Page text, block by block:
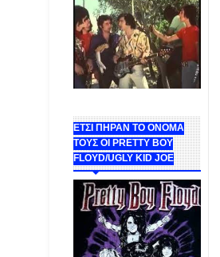
ΕΤΣΙ ΠΗΡΑΝ ΤΟ ΟΝΟΜΑ
ΤΟΥΣ ΟΙ PRETTY BOY
FLOYD/UGLY KID JOE